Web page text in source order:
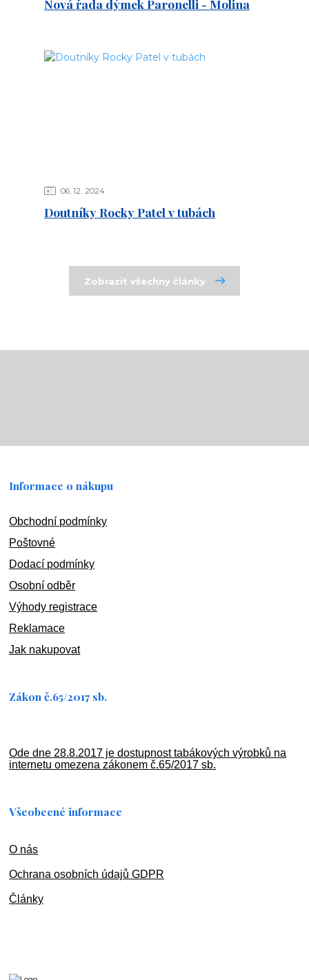
Nová řada dýmek Paronelli - Molina
06 12 2024
Doutníky Rocky Patel v tubách
Zobrazit všechny články
Informace o nákupu
Obchodní podmínky
Poštovné
Dodací podmínky
Osobní odběr
Výhody registrace
Reklamace
Jak nakupovat
Zákon č.65/2017 sb.
Ode dne 28.8.2017 je dostupnost tabákových výrobků na
internetu omezena zákonem č.65/2017 sb.
Všeobecné informace
O nás
Ochrana osobních údajů GDPR
Články